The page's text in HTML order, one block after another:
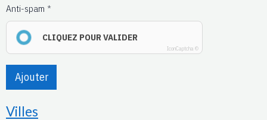
Anti-spam
CLIQUEZ POUR VALIDER
IconCaptcha ©
Ajouter
Villes